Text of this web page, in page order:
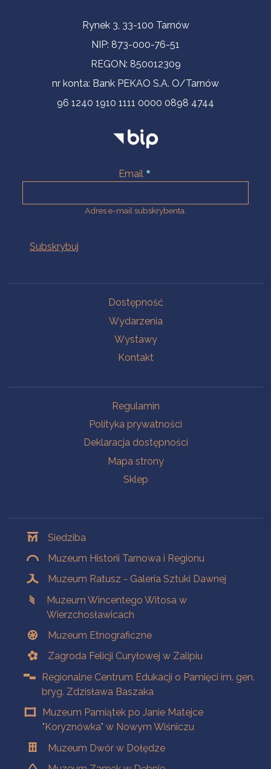
Informacje kontaktoweRynek 3, 33-100 Tarnów
NIP: 873-000-76-51
REGON: 850012309
nr konta: Bank PEKAO S.A. O/Tarnów
96 1240 1910 1111 0000 0898 4744
Email
Adres e-mail subskrybenta.
Dostępność
Wydarzenia
Wystawy
Kontakt
Regulamin
Polityka prywatności
Deklaracja dostępności
Mapa strony
Sklep
Siedziba
Muzeum Historii Tarnowa i Regionu
Muzeum Ratusz - Galeria Sztuki Dawnej
Muzeum Wincentego Witosa w
Wierzchosławicach
Muzeum Etnograficzne
Zagroda Felicji Curyłowej w Zalipiu
Regionalne Centrum Edukacji o Pamięci im. gen.
bryg. Zdzisława Baszaka
Muzeum Pamiątek po Janie Matejce
"Koryznówka" w Nowym Wiśniczu
Muzeum Dwór w Dołędze